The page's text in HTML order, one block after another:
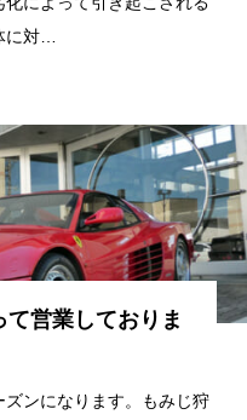
に対…
営業しておりま
ンになります。もみじ狩